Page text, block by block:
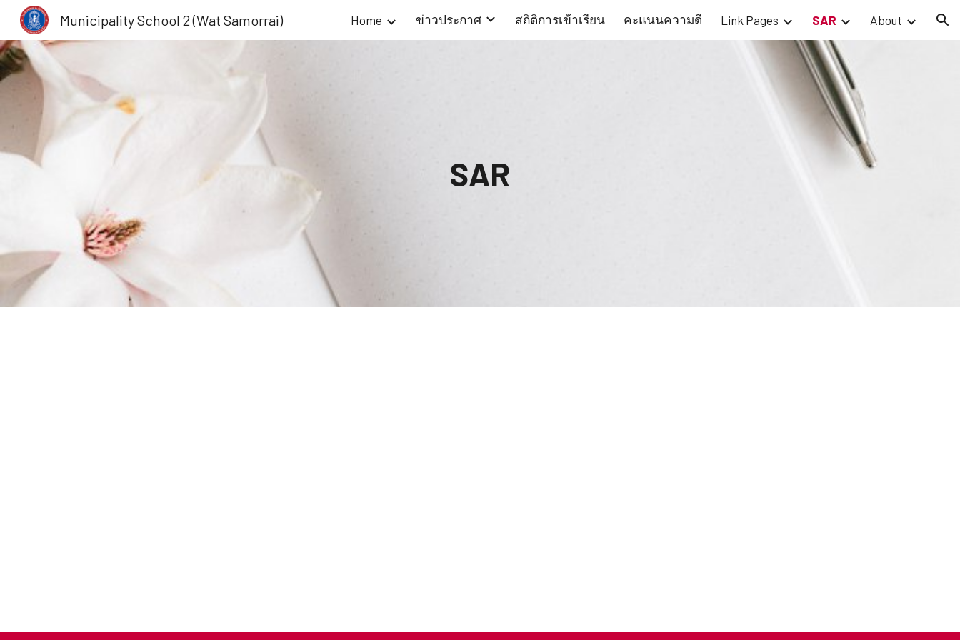
Skip to main content Skip to navigation
Municipality School 2 (Wat Samorrai) Home ข่าวประกาศ สถิติการเข้าเรียน คะแนนความดี Link Pages SAR About
SAR